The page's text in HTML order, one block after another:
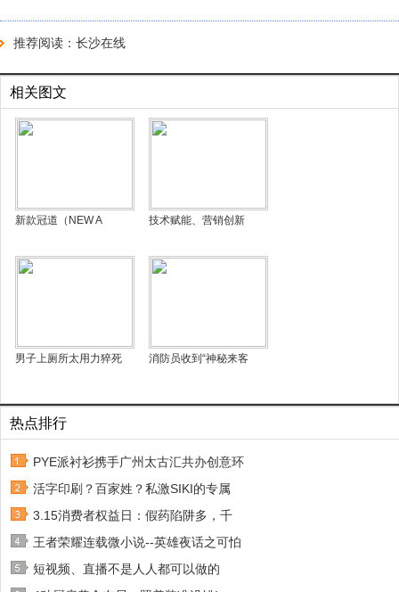
推荐阅读： 长沙在线
相关图文
新款冠道（NEW A 技术赋能、营销创新
男子上厕所太用力猝死 消防员收到“神秘来客
热点排行
PYE派衬衫携手广州太古汇共办创意环
活字印刷？百家姓？私激SIKI的专属
3.15消费者权益日：假药陷阱多，千
王者荣耀连载微小说--英雄夜话之可怕
短视频、直播不是人人都可以做的